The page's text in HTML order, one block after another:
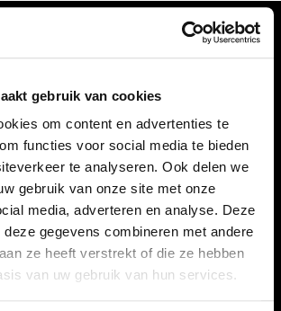
gebruik van cookies
om content en advertenties te
functies voor social media te bieden
te analyseren. Ook delen we
gebruik van onze site met onze
media, adverteren en analyse. Deze
deze gegevens combineren met andere
ze heeft verstrekt of die ze hebben
van uw gebruik van hun services.